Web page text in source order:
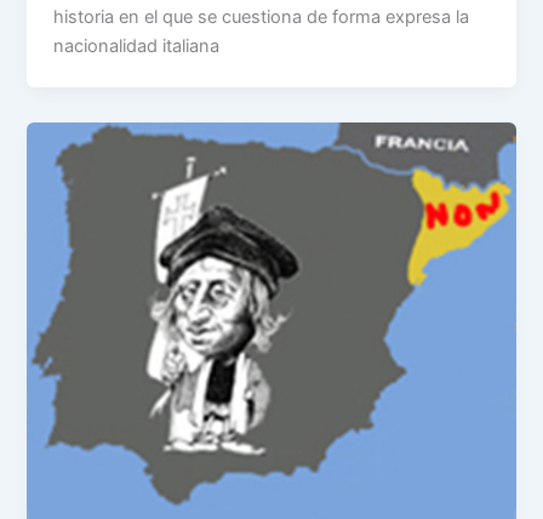
historia en el que se cuestiona de forma expresa la
nacionalidad italiana